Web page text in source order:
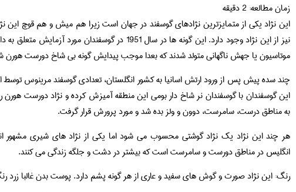
زمان مطالعه:2دقیقه
این نژاد یکی از متمایزترین نژادهای گوسفند در جهان است زیرا هم میش و هم قوچ این
نیز از این نژاد وجود دارد. این گونه ها در سال 1951 در
موتاسیون یا جهش ناگهانی متولد شدند که بعدا موجب پیدایش گونه بی شاخ دورست هورن
چند سده پیش پس از ورود ارتش اسانیا به کشور انگلستان، تعدادي گوسفند مرینوس توسط
این گوسفندان با گوسفندان نر شاخ دار بومی این منطقه آمیزش کرده و نژاد دورست هورن
به مناطق درست، سامرست، دوون و ولز بده شد و مورد پرورش قرار گرفت.
هر چند این نژاد یک نژاد گوشتی محسوب می شود اما یکی از نژاد های شیری مشهور
انگلیس در مناطق دورست و سامرست است که بیشتر در دشت و جلگه زندگی می کنند.
رنگ: این نژاد صورت و گوش های سفید و عاری از هر گونه پشم دارد. پوست بدن غالبا